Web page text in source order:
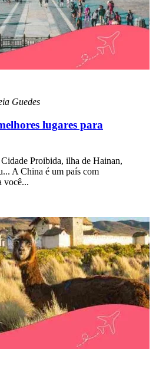
Guedes
lugares para
Proibida, ilha de Hainan,
A China é um país com
você...